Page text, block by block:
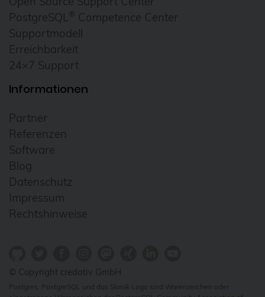
Deployment
DevOps
Docker
Drucker
Elasticsearch
Elephant Shed
esxi
Events
PostgreSQL ® Competence Center
Supportmodell
Erreichbarkeit
24×7 Support
Informationen
Partner
Referenzen
Software
Blog
Datenschutz
Impressum
Rechtshinweise
© Copyright credativ GmbH
Postgres, PostgreSQL und das Slonik Logo sind Warenzeichen oder